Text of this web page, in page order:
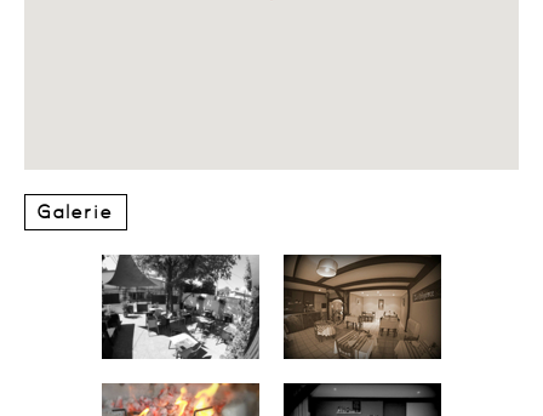
Galerie